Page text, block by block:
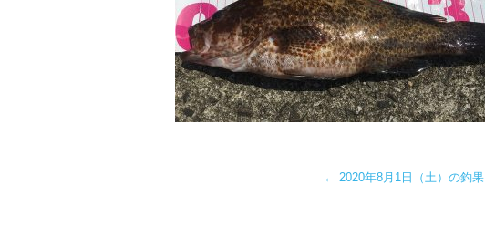
← 2020年8月1日（土）の釣果